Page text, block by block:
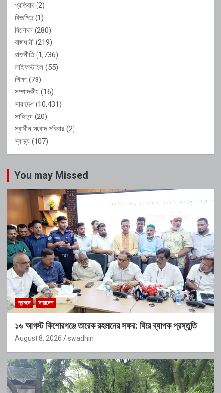
প্রতিবাদ(2)
বিজ্ঞপ্তি(1)
বিনোদন (280)
রাজধানী (219)
রাজনীতি(1,736)
লাইফস্টাইল (55)
শিক্ষা (78)
সম্পাদকীয় (16)
সারাদেশ (10,431)
সাহিত্য (20)
স্বাধীন সংবাদ পরিবার (2)
স্বাস্থ্য (107)
You may Missed
প্রচ্ছদ সারাদেশ
১৬ আগস্ট কিশোরগঞ্জে তারেক রহমানের সফর: ঘিরে ব্যাপক প্রস্তুতি
August 8, 2026 swadhin